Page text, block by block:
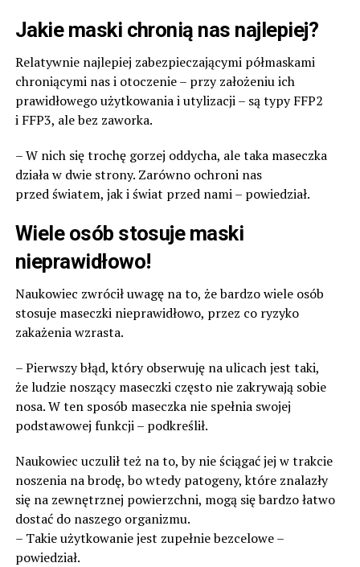
Jakie maski chronią nas najlepiej?
Relatywnie najlepiej zabezpieczającymi półmaskami
chroniącymi nas i otoczenie – przy założeniu ich
prawidłowego użytkowania i utylizacji – są typy FFP2
i FFP3, ale bez zaworka.
– W nich się trochę gorzej oddycha, ale taka maseczka
działa w dwie strony. Zarówno ochroni nas
przed światem, jak i świat przed nami – powiedział.
Wiele osób stosuje maski
nieprawidłowo!
Naukowiec zwrócił uwagę na to, że bardzo wiele osób
stosuje maseczki nieprawidłowo, przez co ryzyko
zakażenia wzrasta.
– Pierwszy błąd, który obserwuję na ulicach jest taki,
że ludzie noszący maseczki często nie zakrywają sobie
nosa. W ten sposób maseczka nie spełnia swojej
podstawowej funkcji – podkreślił.
Naukowiec uczulił też na to, by nie ściągać jej w trakcie
noszenia na brodę, bo wtedy patogeny, które znalazły
się na zewnętrznej powierzchni, mogą się bardzo łatwo
dostać do naszego organizmu.
– Takie użytkowanie jest zupełnie bezcelowe –
powiedział.